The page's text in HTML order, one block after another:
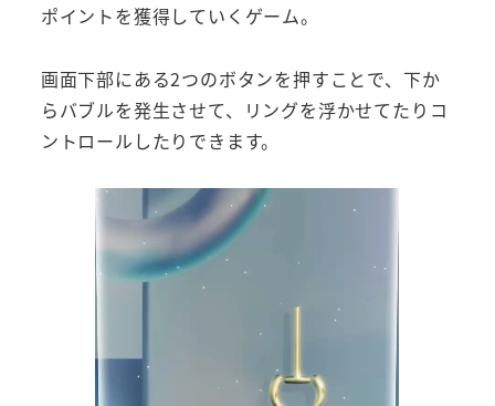
ポイントを獲得していくゲーム。
画面下部にある2つのボタンを押すことで、下か
らバブルを発生させて、リングを浮かせてたりコ
ントロールしたりできます。